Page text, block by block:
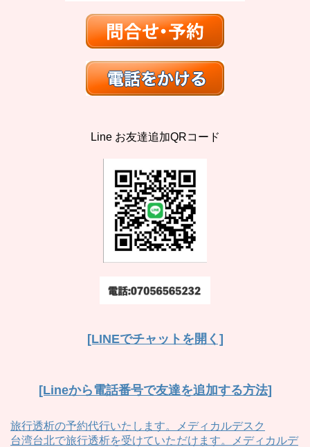
Line お友達追加QRコード
[LINEでチャットを開く]
[Lineから電話番号で友達を追加する方法]
旅行透析の予約代行いたします。メディカルデスク
台湾台北で旅行透析を受けていただけます。メディカルデ